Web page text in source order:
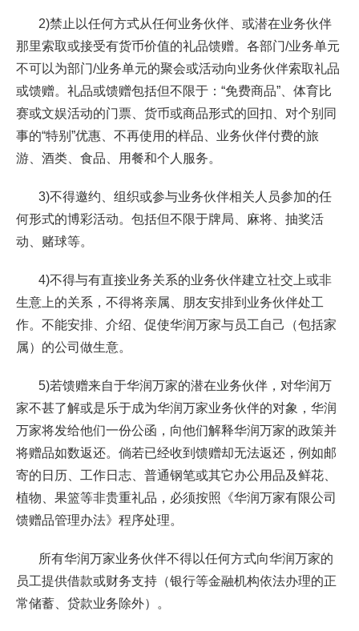
2)禁止以任何方式从任何业务伙伴、或潜在业务伙伴
那里索取或接受有货币价值的礼品馈赠。各部门/业务单元
不可以为部门/业务单元的聚会或活动向业务伙伴索取礼品
或馈赠。礼品或馈赠包括但不限于：“免费商品”、体育比
赛或文娱活动的门票、货币或商品形式的回扣、对个别同
事的“特别”优惠、不再使用的样品、业务伙伴付费的旅
游、酒类、食品、用餐和个人服务。
3)不得邀约、组织或参与业务伙伴相关人员参加的任
何形式的博彩活动。包括但不限于牌局、麻将、抽奖活
动、赌球等。
4)不得与有直接业务关系的业务伙伴建立社交上或非
生意上的关系，不得将亲属、朋友安排到业务伙伴处工
作。不能安排、介绍、促使华润万家与员工自己（包括家
属）的公司做生意。
5)若馈赠来自于华润万家的潜在业务伙伴，对华润万
家不甚了解或是乐于成为华润万家业务伙伴的对象，华润
万家将发给他们一份公函，向他们解释华润万家的政策并
将赠品如数返还。倘若已经收到馈赠却无法返还，例如邮
寄的日历、工作日志、普通钢笔或其它办公用品及鲜花、
植物、果篮等非贵重礼品，必须按照《华润万家有限公司
馈赠品管理办法》程序处理。
所有华润万家业务伙伴不得以任何方式向华润万家的
员工提供借款或财务支持（银行等金融机构依法办理的正
常储蓄、贷款业务除外）。